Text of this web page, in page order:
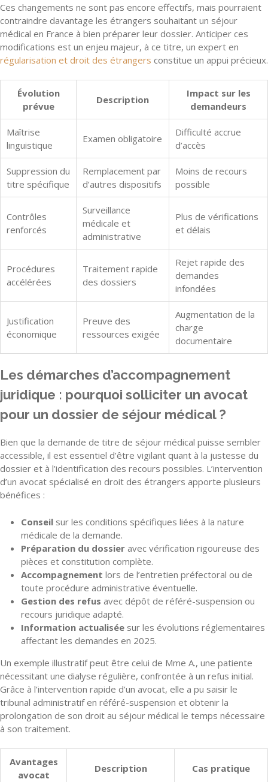
Ces changements ne sont pas encore effectifs, mais pourraient
contraindre davantage les étrangers souhaitant un séjour
médical en France à bien préparer leur dossier. Anticiper ces
modifications est un enjeu majeur, à ce titre, un expert en
régularisation et droit des étrangers constitue un appui précieux.
Évolution
prévue
Description
Impact sur les
demandeurs
Maîtrise
linguistique
Examen obligatoire
Difficulté accrue
d’accès
Suppression du
titre spécifique
Remplacement par
d’autres dispositifs
Moins de recours
possible
Contrôles
renforcés
Surveillance
médicale et
administrative
Plus de vérifications
et délais
Procédures
accélérées
Traitement rapide
des dossiers
Rejet rapide des
demandes
infondées
Justification
économique
Preuve des
ressources exigée
Augmentation de la
charge
documentaire
Les démarches d’accompagnement
juridique : pourquoi solliciter un avocat
pour un dossier de séjour médical ?
Bien que la demande de titre de séjour médical puisse sembler
accessible, il est essentiel d’être vigilant quant à la justesse du
dossier et à l’identification des recours possibles. L’intervention
d’un avocat spécialisé en droit des étrangers apporte plusieurs
bénéfices :
Conseil sur les conditions spécifiques liées à la nature
médicale de la demande.
Préparation du dossier avec vérification rigoureuse des
pièces et constitution complète.
Accompagnement lors de l’entretien préfectoral ou de
toute procédure administrative éventuelle.
Gestion des refus avec dépôt de référé-suspension ou
recours juridique adapté.
Information actualisée sur les évolutions réglementaires
affectant les demandes en 2025.
Un exemple illustratif peut être celui de Mme A., une patiente
nécessitant une dialyse régulière, confrontée à un refus initial.
Grâce à l’intervention rapide d’un avocat, elle a pu saisir le
tribunal administratif en référé-suspension et obtenir la
prolongation de son droit au séjour médical le temps nécessaire
à son traitement.
Avantages
avocat
Description Cas pratique